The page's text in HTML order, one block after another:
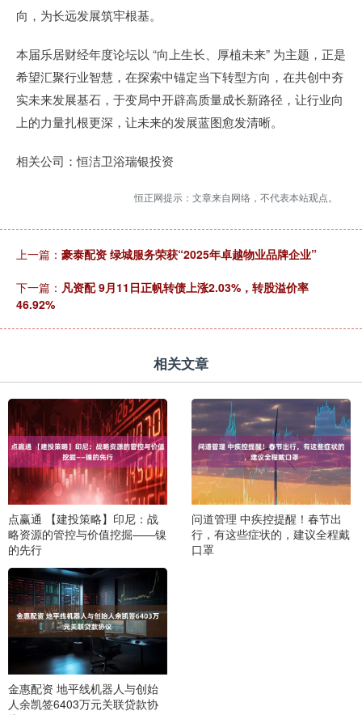
向，为长远发展筑牢根基。
本届乐居财经年度论坛以 “向上生长、厚植未来” 为主题，正是
希望汇聚行业智慧，在探索中锚定当下转型方向，在共创中夯
实未来发展基石，于变局中开辟高质量成长新路径，让行业向
上的力量扎根更深，让未来的发展蓝图愈发清晰。
相关公司：恒洁卫浴瑞银投资
恒正网提示：文章来自网络，不代表本站观点。
上一篇： 豪泰配资 绿城服务荣获“2025年卓越物业品牌企业”
下一篇： 凡资配 9月11日正帆转债上涨2.03%，转股溢价率
46.92%
相关文章
点赢通 【建投策略】印尼：战
略资源的管控与价值挖掘——镍
的先行
问道管理 中疾控提醒！春节出
行，有这些症状的，建议全程戴
口罩
金惠配资 地平线机器人与创始
人余凯签6403万元关联贷款协